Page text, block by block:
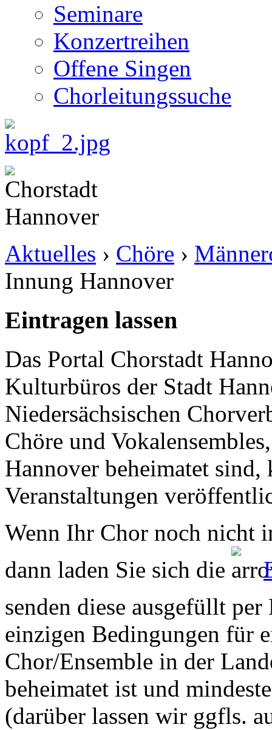
Seminare
Konzertreihen
Offene Singen
Chorleitungssuche
Aktuelles › Chöre ›
Innung Hannover
Eintragen lassen
Das Portal Chorstadt
Kulturbüros der Stadt
Niedersächsischen
Chöre und
Hannover beheimatet sind,
Veranstaltungen
Wenn Ihr Chor noch nicht
dann laden Sie sich die
senden diese ausgefüllt
einzigen Bedingungen für
Chor/Ensemble in der
beheimatet ist und
(darüber lassen wir ggfls.